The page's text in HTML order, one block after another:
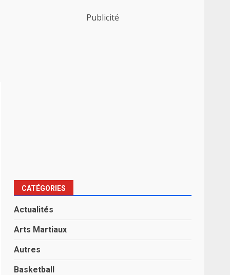
Publicité
CATÉGORIES
Actualités
Arts Martiaux
Autres
Basketball